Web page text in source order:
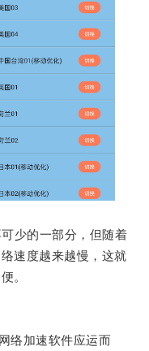
少的一部分，但随着
速度越来越慢，这就
。
络加速软件应运而